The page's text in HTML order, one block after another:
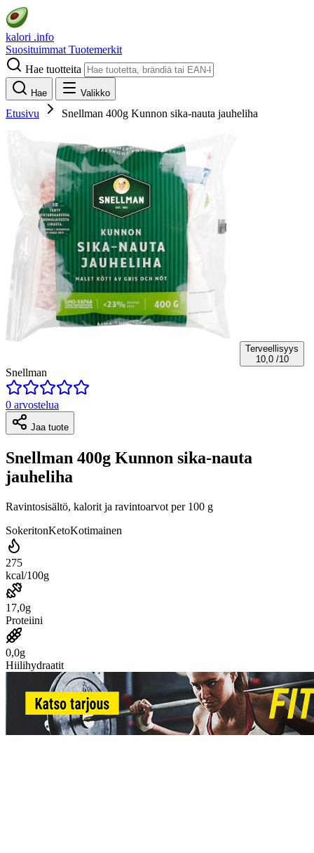
kalori .info
Suosituimmat Tuotemerkit
Hae tuotteita
Hae Valikko
Etusivu Snellman 400g Kunnon sika-nauta jauheliha
Terveellisyys
10,0 /10
Snellman
0 arvostelua
Jaa tuote
Snellman 400g Kunnon sika-nauta
jauheliha
Ravintosisältö, kalorit ja ravintoarvot per 100 g
SokeritonKetoKotimainen
275
kcal/100g
17,0g
Proteiini
0,0g
Hiilihydraatit